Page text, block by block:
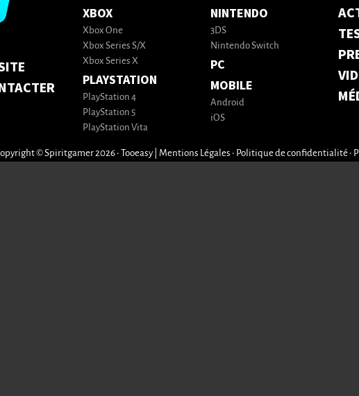
XBOX
Xbox One
Xbox Series S/X
Xbox Series X
PLAYSTATION
PlayStation 4
PlayStation 5
PlayStation Vita
NINTENDO
3DS
Nintendo Switch
PC
MOBILE
Android
iOS
© Spiritgamer 2026 • Tooeasy Mentions Légales • Politique de confidentialité•